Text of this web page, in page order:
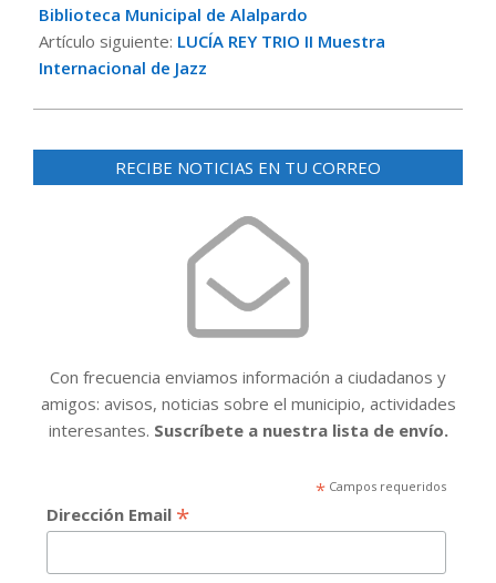
19
Biblioteca Municipal de Alalpardo
Artículo siguiente: LUCÍA REY TRIO II Muestra
Internacional de Jazz
RECIBE NOTICIAS EN TU CORREO
Con frecuencia enviamos información a ciudadanos y
amigos: avisos, noticias sobre el municipio, actividades
interesantes. Suscríbete a nuestra lista de envío.
*Campos requeridos
Dirección Email *